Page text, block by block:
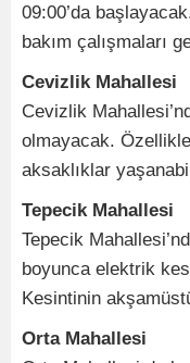
09:00’da
bakım çalışmaları
Cevizlik Mahallesi
Cevizlik
olmayacak.
aksaklıklar
Tepecik Mahallesi
Tepecik
boyunca elektrik
Kesintinin
Orta Mahallesi